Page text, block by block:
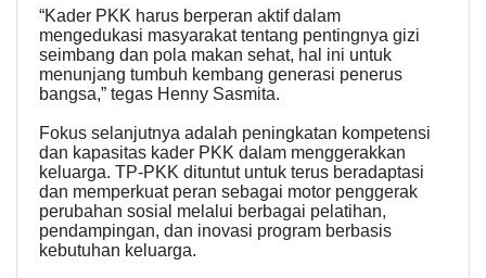
“Kader PKK harus berperan aktif dalam
mengedukasi masyarakat tentang pentingnya gizi
seimbang dan pola makan sehat, hal ini untuk
menunjang tumbuh kembang generasi penerus
bangsa,” tegas Henny Sasmita.
Fokus selanjutnya adalah peningkatan kompetensi
dan kapasitas kader PKK dalam menggerakkan
keluarga. TP-PKK dituntut untuk terus beradaptasi
dan memperkuat peran sebagai motor penggerak
perubahan sosial melalui berbagai pelatihan,
pendampingan, dan inovasi program berbasis
kebutuhan keluarga.